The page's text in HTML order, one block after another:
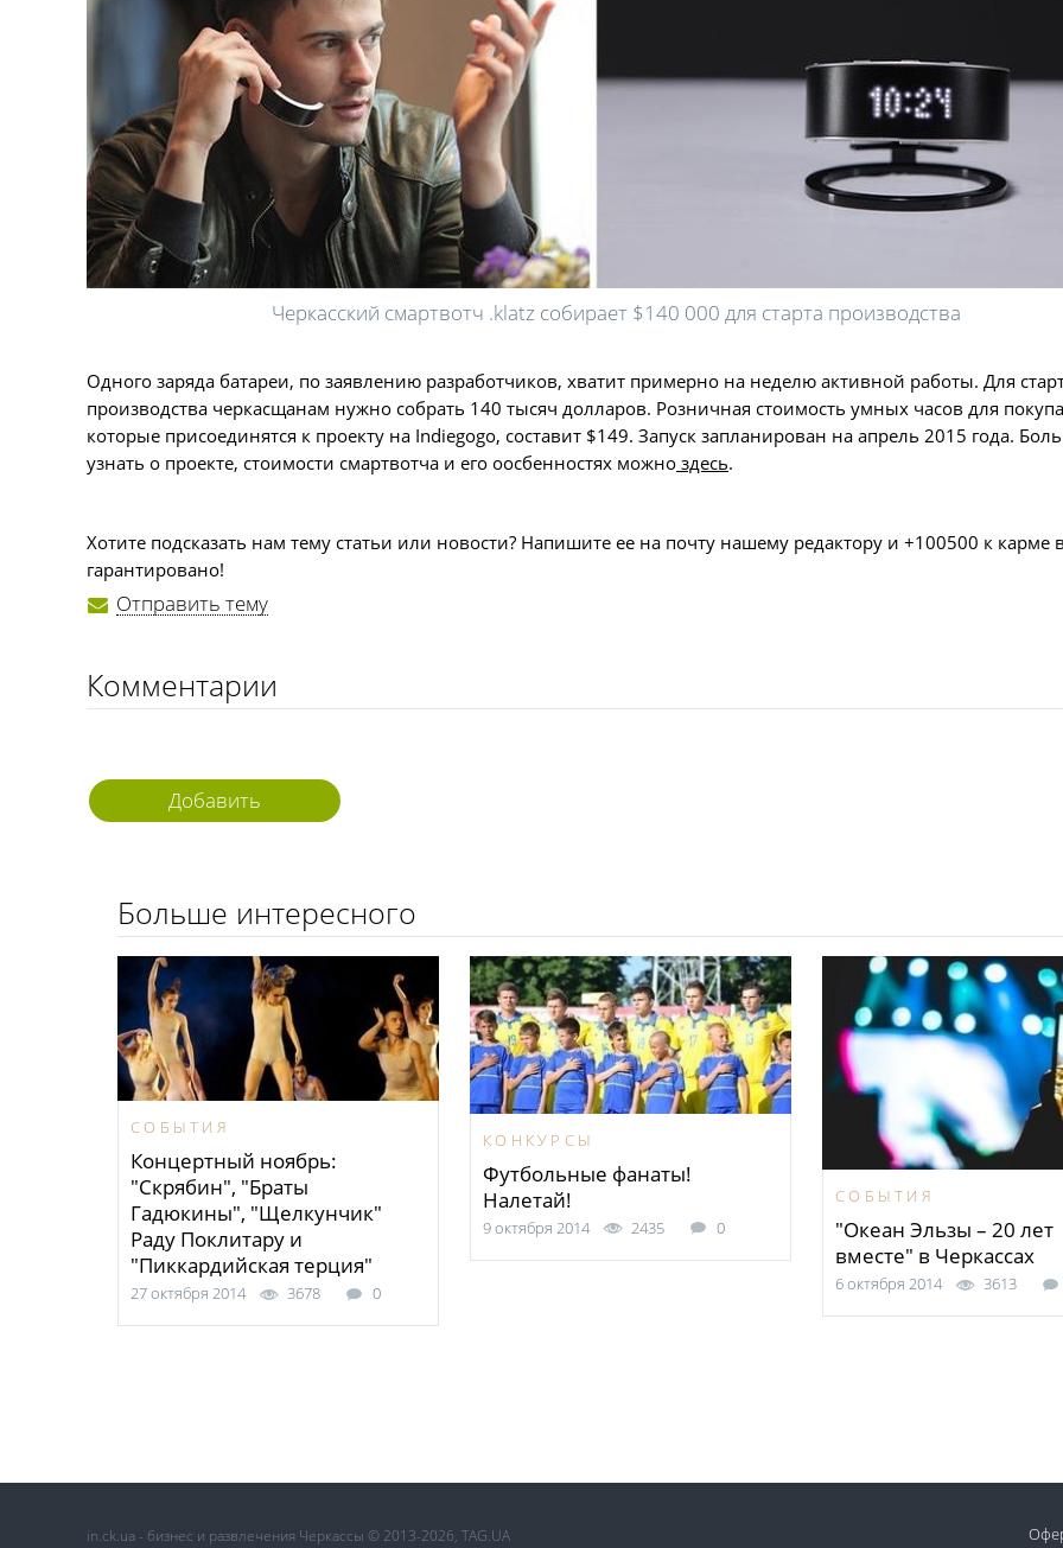
Черкасский смартвотч .klatz собирает $140 000 для старта производства
Одного заряда батареи, по заявлению разработчиков, хватит примерно на неделю активной работы. Для
производства черкасщанам нужно собрать 140 тысяч долларов. Розничная стоимость умных часов для
которые присоединятся к проекту на Indiegogo, составит $149. Запуск запланирован на апрель 2015 года.
узнать о проекте, стоимости смартвотча и его оосбенностях можно здесь.
Хотите подсказать нам тему статьи или новости? Напишите ее на почту нашему редактору и +100500 к карме
гарантировано!
Отправить тему
Комментарии
Добавить
Больше интересного
СОБЫТИЯ
Концертный ноябрь:
"Скрябин", "Браты
Гадюкины", "Щелкунчик"
Раду Поклитару и
"Пиккардийская терция"
27 октября 2014 3678 0
КОНКУРСЫ
Футбольные фанаты!
Налетай!
9 октября 2014 2435 0
СОБЫТИЯ
"Океан Эльзы – 20 лет
вместе" в Черкассах
6 октября 2014 3613
in.ck.ua - бизнес и развлечения Черкассы © 2013-2026, TAG.UA